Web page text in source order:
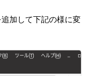
加して下記の様に変